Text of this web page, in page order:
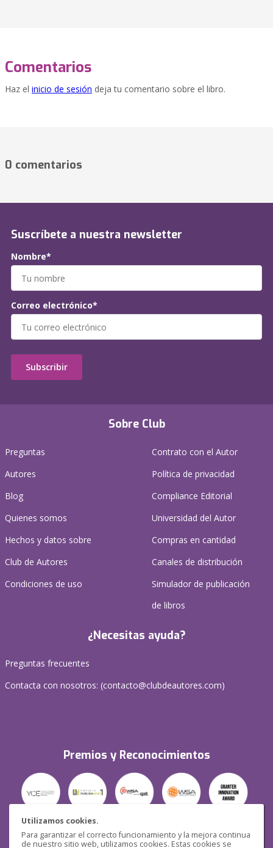
Utilizamos cookies.
Para garantizar el correcto funcionamiento y la mejora continua
de nuestro sitio web, utilizamos cookies. Estas cookies se
Comentarios
Haz el inicio de sesión deja tu comentario sobre el libro.
0 comentarios
Sobre Club
Preguntas
Autores
Blog
Quienes somos
Hechos y datos sobre
Club de Autores
Condiciones de uso
Contrato con el Autor
Política de privacidad
Compliance Editorial
Universidad del Autor
Compras en cantidad
Canales de distribución
Simulador de publicación
de libros
¿Necesitas ayuda?
Preguntas frecuentes
Contacta con nosotros: (contacto@clubdeautores.com)
Premios y Reconocimientos
Seguridad
Suscríbete a nuestra newsletter
Nombre*
Correo electrónico*
Subscribir